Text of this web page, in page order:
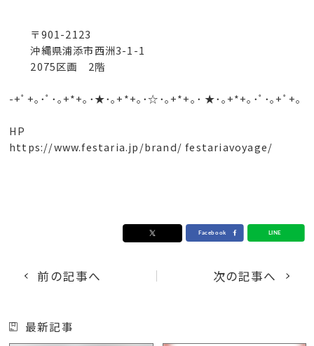
〒901-2123
沖縄県浦添市西洲3-1-1
2075区画 2階
-+ﾟ+｡･ﾟ･｡+*+｡･★･｡+*+｡･☆･｡+*+｡･ ★･｡+*+｡･ﾟ･｡+ﾟ+｡
HP
https://www.festaria.jp/brand/ festariavoyage/
前の記事へ 次の記事へ
最新記事